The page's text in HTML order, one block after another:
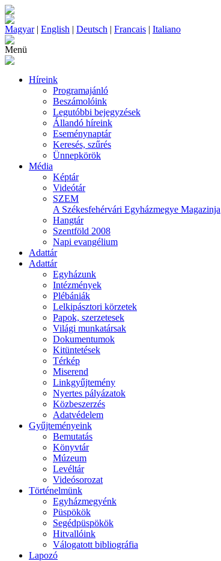
Magyar| English | Deutsch | Francais | Italiano
Menü
Híreink
Programajánló
Beszámolóink
Legutóbbi bejegyzések
Állandó híreink
Eseménynaptár
Keresés, szűrés
Ünnepkörök
Média
Képtár
Videótár
SZEM
A Székesfehérvári Egyházmegye Magazinja
Hangtár
Szentföld 2008
Napi evangélium
Adattár
Adattár
Egyházunk
Intézmények
Plébániák
Lelkipásztori körzetek
Papok, szerzetesek
Világi munkatársak
Dokumentumok
Kitüntetések
Térkép
Miserend
Linkgyűjtemény
Nyertes pályázatok
Közbeszerzés
Adatvédelem
Gyűjteményeink
Bemutatás
Könyvtár
Múzeum
Levéltár
Videósorozat
Történelmünk
Egyházmegyénk
Püspökök
Segédpüspökök
Hitvallóink
Válogatott bibliográfia
Lapozó